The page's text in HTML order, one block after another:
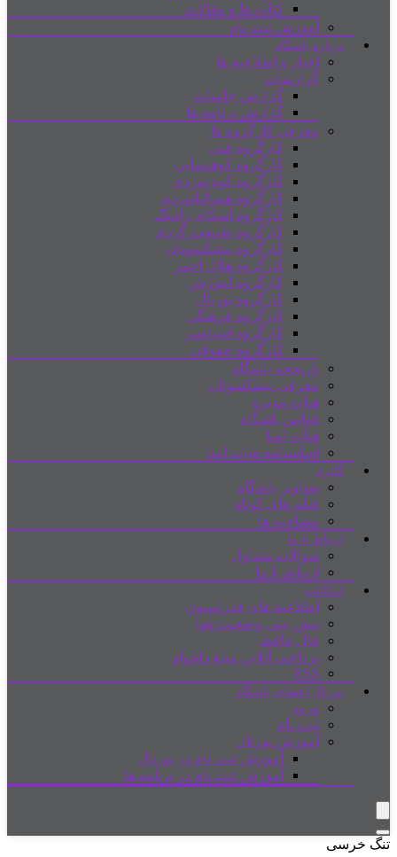
کتاب ها و مقالات
آموزش ثبت نام
درباره باشگاه
اخبار و اطلاعیه ها
گزارشات
گزارش جلسات
گزارش برنامه ها
معرفی کارگروه ها
کارگروه فنی
کارگروه کوهپیمایی
کارگروه کوه نوردی
کارگروه هیمالیانوردی
کارگروه اسکای رانینگ
کارگروه طبیعت گردی
کارگروه پیشکسوتان
کارگروه هلال احمر
کارگروه آموزش
کارگروه پورتال
کارگروه فرهنگی
کارگروه اسپانسر
کارگروه حقوقی
تاریخچه باشگاه
معرفی پیشکسوتان
هیات مدیره
قوانین باشگاه
هیات امنا
اساسنامه هیات امنا
گالری
تصاویر باشگاه
فیلم های کوتاه
مصاحبه ها
ارتباط با ما
سوالات متداول
ارتباط با ما
امکانات
اطلاعیه های فدراسیون
پیش بینی وضعیت هوا
فال حافظ
پرداخت آنلاین مبلغ دلخواه
RSS
پورتال اعضای باشگاه
ورود
ثبت نام
آموزش پورتال
آموزش ثبت نام در پورتال
آموزش ثبت نام در برنامه ها
تنگ خرسی